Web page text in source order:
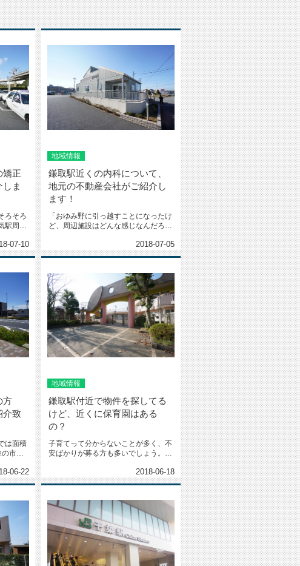
矯正
ま
ろそろ
駅周辺
07-10
地域情報
鎌取駅近くの内科について、
地元の不動産会社がご紹介し
ます！
「おゆみ野に引っ越すことになったけ
ど、周辺施設はどんな感じなんだろ
2018-07-05
方
介致
は面積
市で
06-22
地域情報
鎌取駅付近で物件を探してる
けど、近くに保育園はある
の？
子育てって分からないことが多く、不
安ばかりが募る方も多いでしょう。ま
2018-06-18